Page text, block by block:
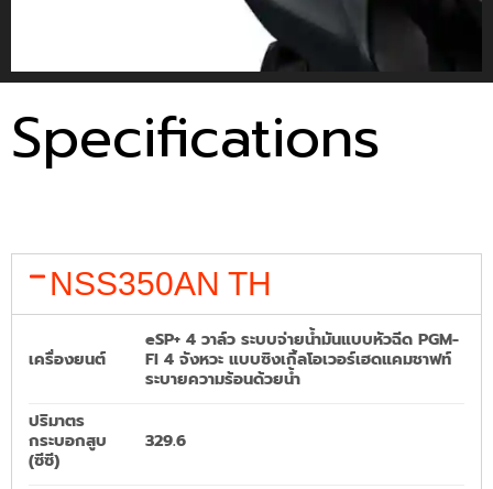
Specifications
NSS350AN TH
เครื่องยนต์
eSP+ 4 วาล์ว ระบบจ่ายน้ำมันแบบหัวฉีด PGM-
FI 4 จังหวะ แบบซิงเกิ้ลโอเวอร์เฮดแคมชาฟท์
ระบายความร้อนด้วยน้ำ
ปริมาตร
กระบอกสูบ
(ซีซี)
329.6